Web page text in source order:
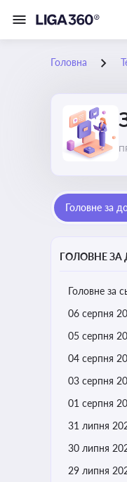
Головна
Головне за
ГОЛОВНЕ ЗА
Головне за
06 серпня
05 серпня
04 серпня
03 серпня
01 серпня
31 липня
30 липня
29 липня